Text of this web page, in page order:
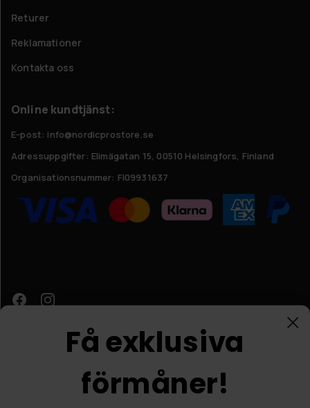
Returer
Reklamationer
Kontakta oss
Online kundtjänst:
E-post: info@nordicprostore.se
Adressuppgifter: Elimägatan 15, 00510 Helsingfors, Finland
Organisationsnummer: FI09931637
Få exklusiva
förmåner!